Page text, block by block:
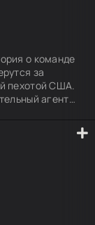
о команде
за
пехотой США.
агент
Шуто и